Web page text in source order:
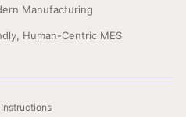
Manufacturing
Human-Centric MES